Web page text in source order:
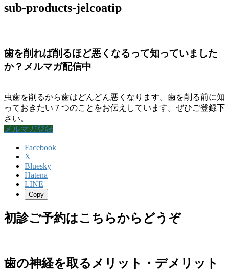
sub-products-jelcoatip
歯を削れば削るほど悪くなるって知っていました
か？メルマガ配信中
虫歯を削るから歯はどんどん悪くなります。歯を削る前に知
っておきたい７つのことをお伝えしています。ぜひご登録下
さい。
メルマガ登録
Facebook
X
Bluesky
Hatena
LINE
Copy
初診ご予約はこちらからどうぞ
歯の神経を取るメリット・デメリット